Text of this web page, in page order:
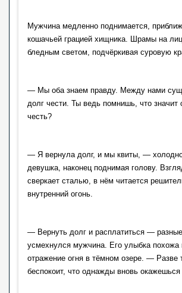
Мужчина медленно поднимается,
кошачьей грацией хищника. Шрамы на
бледным светом, подчёркивая суровую
— Мы оба знаем правду. Между нами
долг чести. Ты ведь помнишь, что значит
честь?
— Я вернула долг, и мы квиты, — холодно
девушка, наконец поднимая голову.
сверкает сталью, в нём читается
внутренний огонь.
— Вернуть долг и расплатиться —
усмехнулся мужчина. Его улыбка похожа
отражение огня в тёмном озере. — Разве
беспокоит, что однажды вновь